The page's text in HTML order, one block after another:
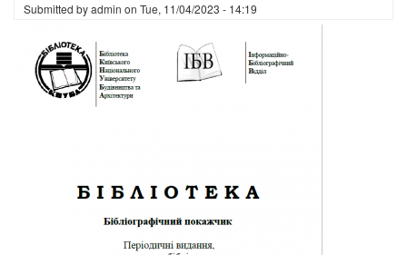
Submitted byadmin on Tue, 11/04/2023 - 14:19